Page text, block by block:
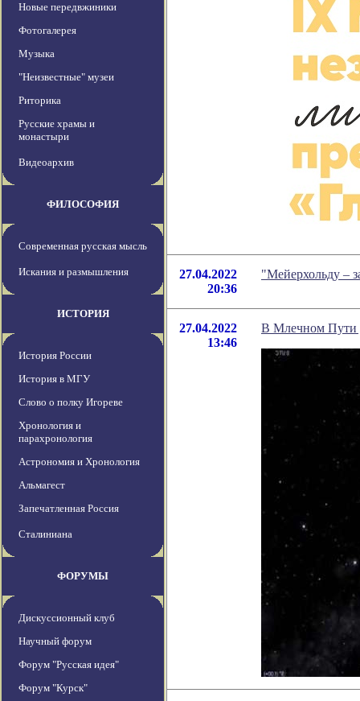
Новые передвжиники
Фотогалерея
Музыка
"Неизвестные" музеи
Риторика
Русские храмы и
монастыри
Видеоархив
ФИЛОСОФИЯ
Современная русская мысль
Искания и размышления
ИСТОРИЯ
История России
История в МГУ
Слово о полку Игореве
Хронология и
парахронология
Астрономия и Хронология
Альмагест
Запечатленная Россия
Сталиниана
ФОРУМЫ
Дискуссионный клуб
Научный форум
Форум "Русская идея"
Форум "Курск"
27.04.2022
20:36
"Мейерхольду –
27.04.2022
13:46
В Млечном Пути